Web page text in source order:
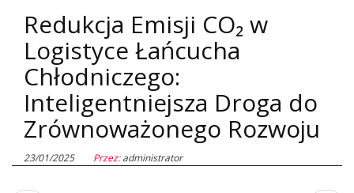
Redukcja Emisji CO₂ w
Logistyce Łańcucha
Chłodniczego:
Inteligentniejsza Droga do
Zrównoważonego Rozwoju
23/01/2025 Przez:administrator